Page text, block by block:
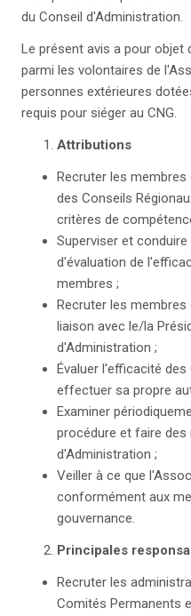
du Conseil d'Administration.
Le présent avis a pour objet
parmi les volontaires de
personnes extérieures
requis pour siéger au CNG.
Attributions
Recruter les
des Conseils
critères de
Superviser et
d'évaluation de
membres ;
Recruter les
liaison avec le/la
d'Administration ;
Évaluer l'efficacité
effectuer sa propre
Examiner
procédure et faire
d'Administration ;
Veiller à ce que
conformément aux
gouvernance.
Principales
Recruter les
Comités Permanents